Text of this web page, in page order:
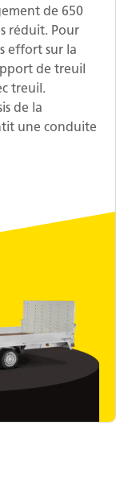
de 650
réduit. Pour
effort sur la
de treuil
treuil.
de la
une conduite